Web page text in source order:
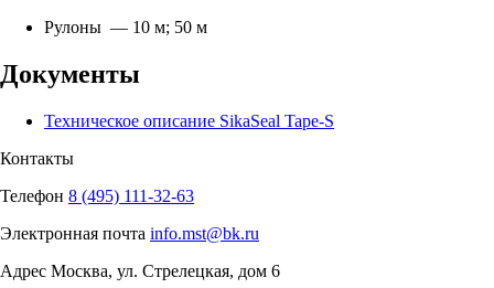
Рулоны — 10 м; 50 м
Документы
Техническое описание SikaSeal Tape-S
Контакты
Телефон 8 (495) 111-32-63
Электронная почта info.mst@bk.ru
Адрес Москва, ул. Стрелецкая, дом 6